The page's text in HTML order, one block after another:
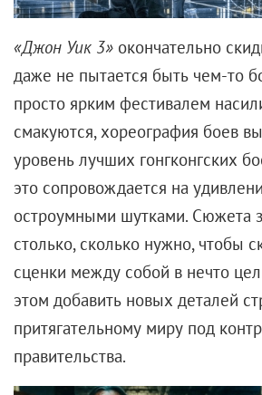
Йоханссон и все-таки довел
состоявшейся в Канаде. И
почувствовала то же, что и
«Предложении», внезапно
окружении провинциальных
салатиков и музыкантов из
самодеятельности.
Но и эта роль, как оказалось,
Рейнольдс снова разорвал клише:
яркой, как комета, Скарлетт, и
Лайвли
, которая тоже
иного толка. Для нее карьера